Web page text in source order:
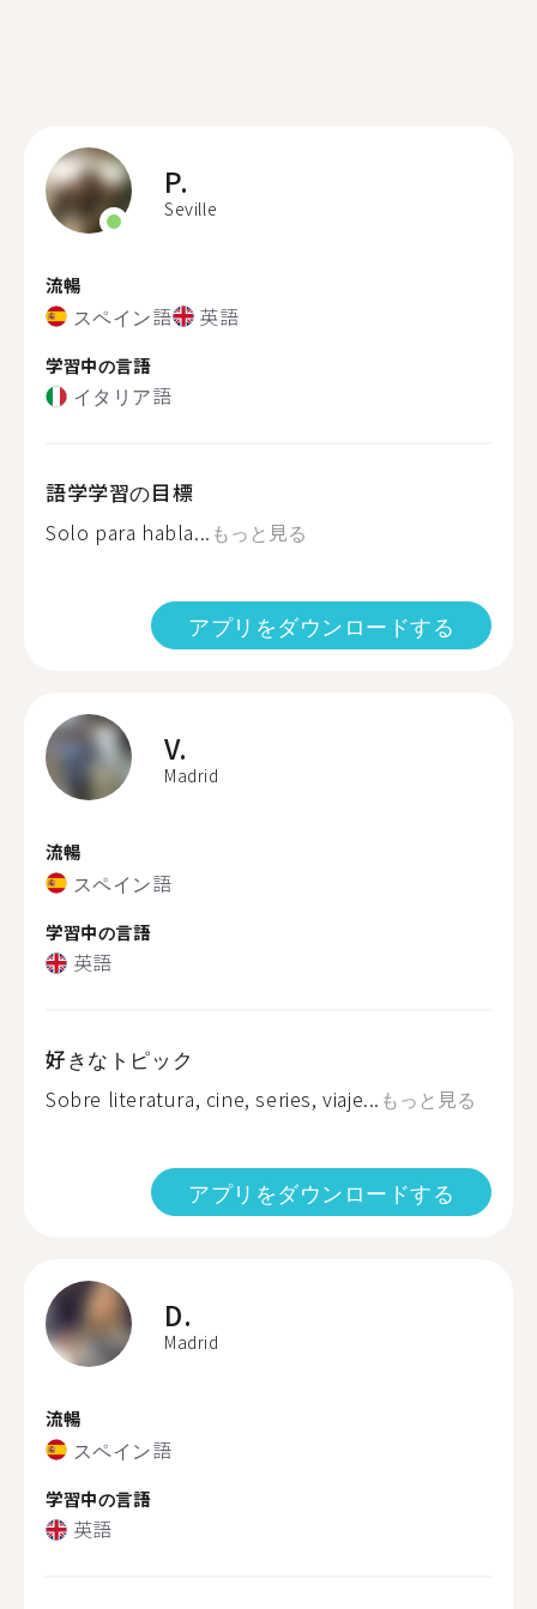
P.
Seville
流暢
スペイン語 英語
学習中の言語
イタリア語
語学学習の目標
Solo para habla... もっと見る
アプリをダウンロードする
V.
Madrid
流暢
スペイン語
学習中の言語
英語
好きなトピック
Sobre literatura, cine, series, viaje... もっと見る
アプリをダウンロードする
D.
Madrid
流暢
スペイン語
学習中の言語
英語